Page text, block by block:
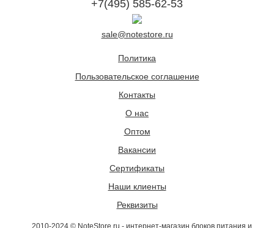
+7(495) 585-62-53
sale@notestore.ru
Политика
Пользовательское соглашение
Контакты
О нас
Оптом
Вакансии
Сертификаты
Наши клиенты
Реквизиты
2010-2024 © NoteStore.ru - интернет-магазин блоков питания и